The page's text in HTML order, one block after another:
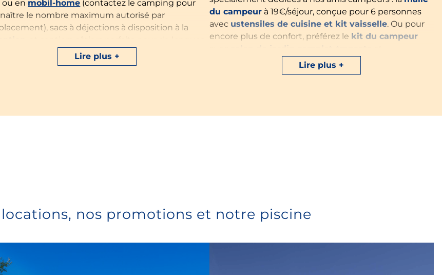
Lire plus
ou en mobil-home (contactez le camping pour
le nombre maximum autorisé par
sacs à déjections à disposition à la
en bord de mer.
Ces plages dog-friendly, où les chiens tenus en
Lire plus
du campeurà 19€/séjour, conçue pour 6 personnes
avec ustensiles de cuisine et kit vaisselle. Ou pour
encore plus de confort, préférez le kit du campeur
à partir de 9€/nuit. Notre camping à
Quiberon sera le lieu idéal pour vos vacances en
locations, nos promotions et notre piscine